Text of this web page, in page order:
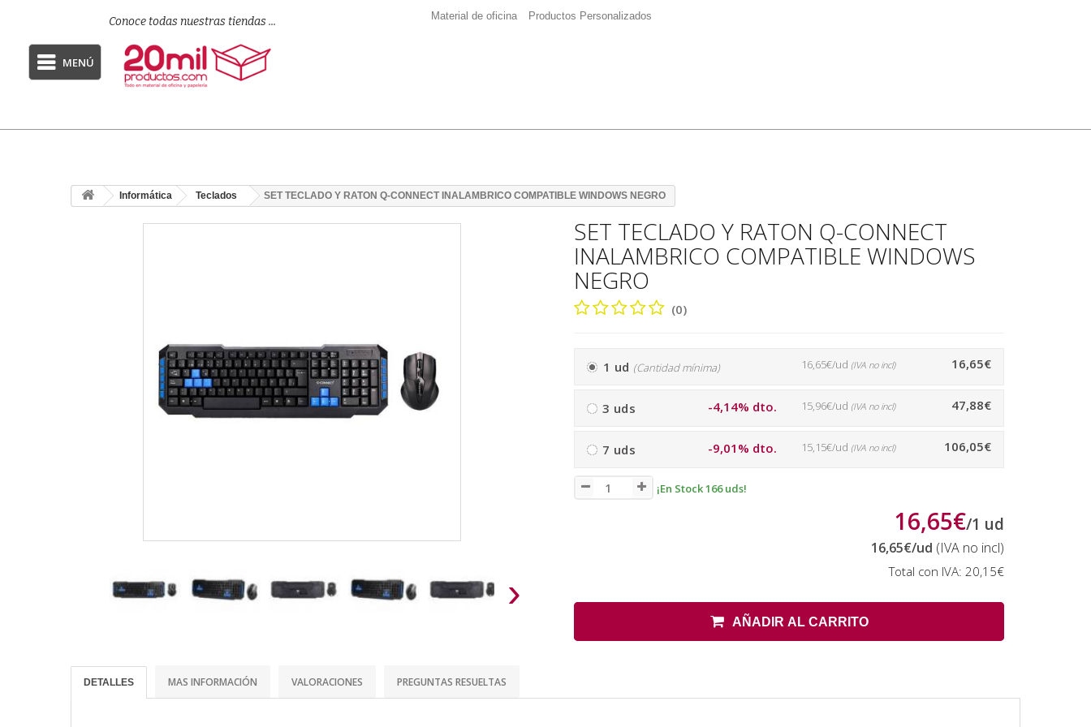
Conoce todas nuestras tiendas ... Material de oficina Productos Personalizados
MENÚ
Informática Teclados SET TECLADO Y RATON Q-CONNECT INALAMBRICO COMPATIBLE WINDOWS NEGRO
›
SET TECLADO Y RATON Q-CONNECT
INALAMBRICO COMPATIBLE WINDOWS
NEGRO
(0)
1 ud (Cantidad mínima) 16,65€
16,65€/ud (IVA no incl)
3 uds -4,14% dto. 47,88€
15,96€/ud (IVA no incl)
7 uds -9,01% dto. 106,05€
15,15€/ud (IVA no incl)
¡En Stock 166 uds!
16,65€/1 ud
16,65€/ud (IVA no incl)
Total con IVA: 20,15€
AÑADIR AL CARRITO
DETALLES MAS INFORMACIÓN VALORACIONES PREGUNTAS RESUELTAS